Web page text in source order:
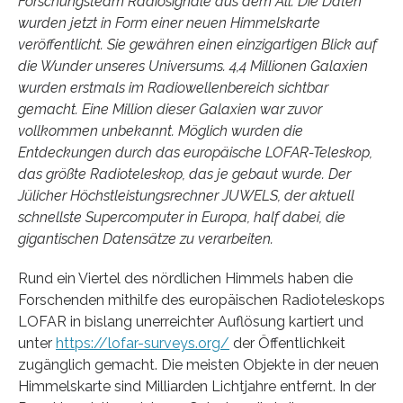
wurden jetzt in Form einer neuen Himmelskarte
veröffentlicht. Sie gewähren einen einzigartigen Blick auf
die Wunder unseres Universums. 4,4 Millionen Galaxien
wurden erstmals im Radiowellenbereich sichtbar
gemacht. Eine Million dieser Galaxien war zuvor
vollkommen unbekannt. Möglich wurden die
Entdeckungen durch das europäische LOFAR-Teleskop,
das größte Radioteleskop, das je gebaut wurde. Der
Jülicher Höchstleistungsrechner JUWELS, der aktuell
schnellste Supercomputer in Europa, half dabei, die
gigantischen Datensätze zu verarbeiten.
Rund ein Viertel des nördlichen Himmels haben die
Forschenden mithilfe des europäischen Radioteleskops
LOFAR in bislang unerreichter Auflösung kartiert und
unter https://lofar-surveys.org/ der Öffentlichkeit
zugänglich gemacht. Die meisten Objekte in der neuen
Himmelskarte sind Milliarden Lichtjahre entfernt. In der